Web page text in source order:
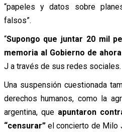
“papeles y datos sobre
falsos”.
“Supongo que juntar 20 mil
memoria al Gobierno de
J a través de sus redes sociales.
Una suspensión cuestionada
derechos humanos, como la
argentina, que apuntaron
“censurar”el concierto de Milo